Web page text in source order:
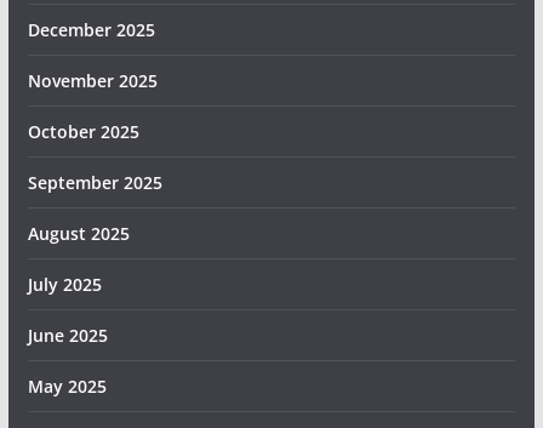
December 2025
November 2025
October 2025
September 2025
August 2025
July 2025
June 2025
May 2025